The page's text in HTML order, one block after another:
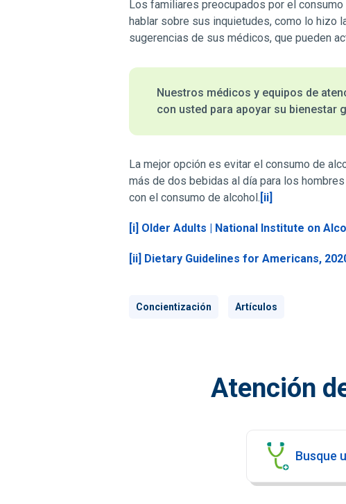
Los familiares preocupados por el
hablar sobre sus inquietudes, como lo hizo
sugerencias de sus médicos, que pueden
Nuestros médicos y equipos de
con usted para apoyar su bienestar
La mejor opción es evitar el consumo de
más de dos bebidas al día para los
con el consumo de alcohol. [ii]
[i] Older Adults | National Institute on
[ii] Dietary Guidelines for Americans,
Concientización Artículos
Atención
Busque